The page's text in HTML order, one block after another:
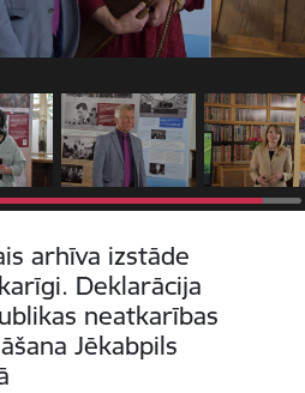
arhīva izstāde
Deklarācija
neatkarības
Jēkabpils